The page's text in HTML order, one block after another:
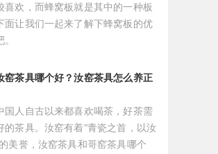
喜欢，而蜂窝板就是其中的一种板
面让我们一起来了解下蜂窝板的优
窑茶具哪个好？汝窑茶具怎么养正
人自古以来都喜欢喝茶，好茶需
的茶具。汝窑有着“青瓷之首，以汝
美誉，汝窑茶具和哥窑茶具哪个